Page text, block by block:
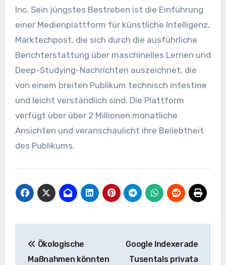
Inc. Sein jüngstes Bestreben ist die Einführung
einer Medienplattform für künstliche Intelligenz,
Marktechpost, die sich durch die ausführliche
Berichterstattung über maschinelles Lernen und
Deep-Studying-Nachrichten auszeichnet, die
von einem breiten Publikum technisch intestine
und leicht verständlich sind. Die Plattform
verfügt über über 2 Millionen monatliche
Ansichten und veranschaulicht ihre Beliebtheit
des Publikums.
Navigation
Ökologische
Maßnahmen könnten
Google Indexerade
Tusentals privata